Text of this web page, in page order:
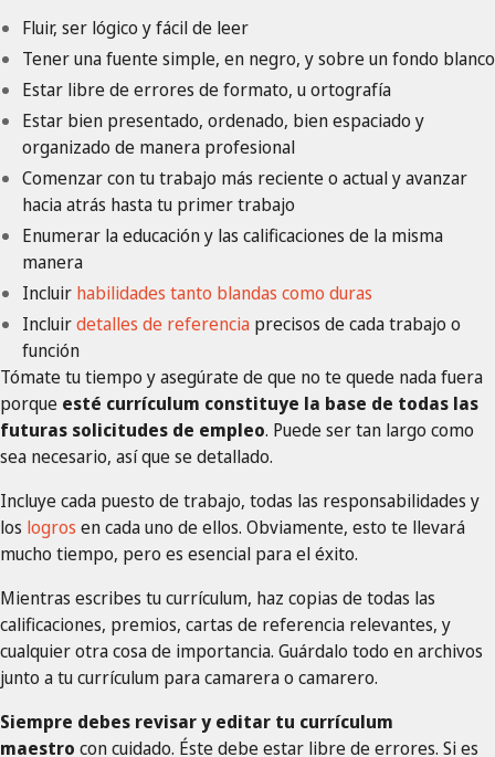
Fluir, ser lógico y fácil de leer
Tener una fuente simple, en negro, y sobre un fondo blanco
Estar libre de errores de formato, u ortografía
Estar bien presentado, ordenado, bien espaciado y
organizado de manera profesional
Comenzar con tu trabajo más reciente o actual y avanzar
hacia atrás hasta tu primer trabajo
Enumerar la educación y las calificaciones de la misma
manera
Incluir habilidades tanto blandas como duras
Incluirdetalles de referencia precisos de cada trabajo o
función
Tómate tu tiempo y asegúrate de que no te quede nada fuera
porque esté currículum constituye la base de todas las
futuras solicitudes de empleo. Puede ser tan largo como
sea necesario, así que se detallado.
Incluye cada puesto de trabajo, todas las responsabilidades y
los logros en cada uno de ellos. Obviamente, esto te llevará
mucho tiempo, pero es esencial para el éxito.
Mientras escribes tu currículum, haz copias de todas las
calificaciones, premios, cartas de referencia relevantes, y
cualquier otra cosa de importancia. Guárdalo todo en archivos
junto a tu currículum para camarera o camarero.
Siempre debes revisar y editar tu currículum
maestro con cuidado. Éste debe estar libre de errores. Si es